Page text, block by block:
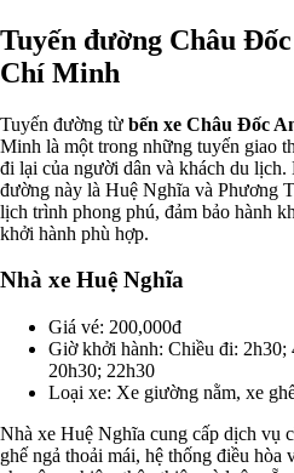
Tuyến đường Châu
Chí Minh
Tuyến đường từ bến xe Châu Đốc
Minh là một trong những tuyến giao
đi lại của người dân và khách du lịch.
đường này là Huệ Nghĩa và Phương
lịch trình phong phú, đảm bảo hành
khởi hành phù hợp.
Nhà xe Huệ Nghĩa
Giá vé: 200,000đ
Giờ khởi hành: Chiều đi: 2h30;
20h30; 22h30
Loại xe: Xe giường nằm, xe
Nhà xe Huệ Nghĩa cung cấp dịch vụ
ghế ngả thoải mái, hệ thống điều